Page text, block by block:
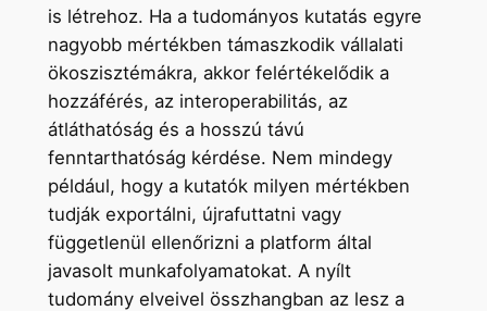
is létrehoz. Ha a tudományos kutatás egyre
nagyobb mértékben támaszkodik vállalati
ökoszisztémákra, akkor felértékelődik a
hozzáférés, az interoperabilitás, az
átláthatóság és a hosszú távú
fenntarthatóság kérdése. Nem mindegy
például, hogy a kutatók milyen mértékben
tudják exportálni, újrafuttatni vagy
függetlenül ellenőrizni a platform által
javasolt munkafolyamatokat. A nyílt
tudomány elveivel összhangban az lesz a